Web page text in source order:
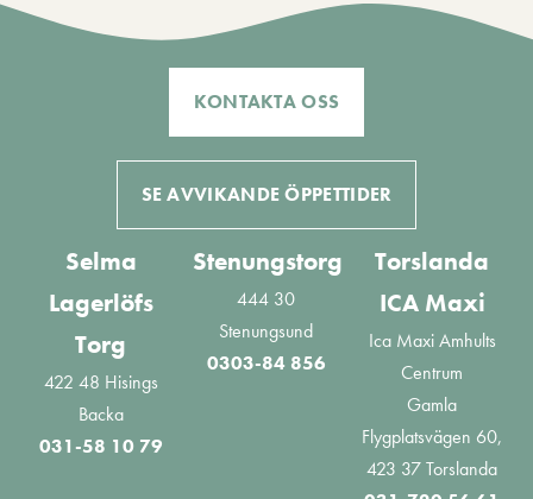
KONTAKTA OSS
SE AVVIKANDE ÖPPETTIDER
Selma
Lagerlöfs
Torg
422 48 Hisings
Backa
031-58 10 79
Stenungstorg
444 30
Stenungsund
0303-84 856
Torslanda
ICA Maxi
Ica Maxi Amhults
Centrum
Gamla
Flygplatsvägen 60,
423 37 Torslanda